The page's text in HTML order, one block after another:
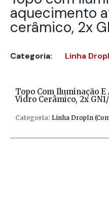
aquecimento
cerâmico, 2x
Categoria: Linha
Topo Com Iluminação
Vidro Cerâmico, 2x
Categoria: Linha DropIn